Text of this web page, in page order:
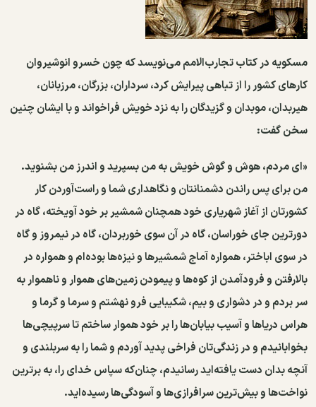
مسکویه در کتاب تجارب‌الامم می‌نویسد که چون خسرو انوشیروان
کارهای کشور را از تباهی پیرایش کرد، سرداران، بزرگان، مرزبانان،
هیربدان، موبدان و گزیدگان را به نزد خویش فراخواند و با ایشان چنین
سخن گفت:
«ای مردم، هوش و گوش خویش به من بسپرید و اندرز من بشنوید.
من برای پس راندن دشمنانتان و نگاهداری شما و راست‌آوردن کار
کشورتان از آغاز شهریاری خود همچنان شمشیر بر خود آویخته، گاه در
دورترین جای خوراسان، گاه در آن سوی خوربردان، گاه در نیمروز و گاه
در سوی اباختر، همواره آماج شمشیرها و نیزه‌ها بوده‌ام و همواره در
بالارفتن و فرودآمدن از کوه‌ها و پیمودن زمین‌های هموار و ناهموار به
سر بردم و در دشواری و بیم، شکیبایی فرو نهشتم و سرما و گرما و
هراس دریاها و آسیب بیابان‌ها را بر خود هموار ساختم تا سرپیچی‌ها
بخوابانیدم و در زندگی‌تان فراخی پدید آوردم و شما را به سربلندی و
آنچه بدان دست یافته‌اید رسانیدم، چنان‌که سپاس خدای را، به برترین
نواخت‌ها و بیش‌ترین سرافرازی‌ها و آسودگی‌ها رسیده‌اید.